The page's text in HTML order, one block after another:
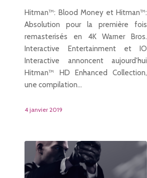
Hitman™: Blood Money et Hitman™:
Absolution pour la première fois
remasterisés en 4K Warner Bros.
Interactive Entertainment et IO
Interactive annoncent aujourd'hui
Hitman™ HD Enhanced Collection,
une compilation…
4 janvier 2019